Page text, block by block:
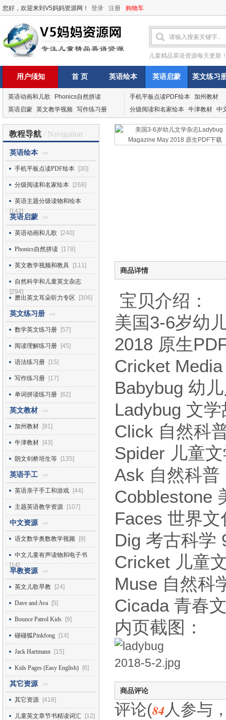
您好，欢迎来到V5妈妈资源网！ 登录 注册 购物车
儿童精品英语资源每天更新
用户须知 首 页 英语绘本 英语启蒙 英文练习
英语动画和儿歌
Phonics自然拼读
英语启蒙 英文教学视频 写作练习册
手机平板点读PDF绘本 加州教材
分级阅读和名家绘本 牛津教材 中
教程导航 / Navigation
英语绘本 >>
手机平板点读PDF绘本 [30]
分级阅读和名家绘本 [268]
英语主题分级读物和绘本
[142]
英语启蒙 >>
英语动画和儿歌 [240]
Phonics自然拼读 [178]
英文教学视频和教具 [111]
自然科学和儿童英文杂志
[294]
磨出英文耳朵听力专区
[306]
英文练习册 >>
数学英文练习册 [57]
阅读理解练习册 [45]
语法练习册 [15]
写作练习册 [17]
单词拼读练习册 [62]
英文教材 >>
加州教材 [91]
牛津教材 [43]
朗文剑桥培生等 [135]
英语手工 >>
英语亲子手工和游戏 [44]
主题英语教学资源 [107]
中文资源 >>
语文数学奥数教学视频 [9]
中文儿童有声读物和电子书
[14]
早教资源 >>
英文儿歌早教 [24]
Dave and Ava [5]
Bounce Patrol Kids [9]
碰碰狐Pinkfong [14]
Jack Hartmann [15]
Kids Pages (Easy English) [6]
其它资源 >>
其它资源 [418]
儿童英文章节书精读词汇 [12]
商品详情
宝贝介绍：
美国3-6岁幼
2018 原生
Cricket
Babybug 幼
Ladybug 文
Click 自然科
Spider 儿童
Ask 自然科普
Cobblestone
Faces 世界
Dig 考古科学
Cricket 儿童
Muse 自然科
Cicada 青春
内页截图：
商品评论
评论(84人参与